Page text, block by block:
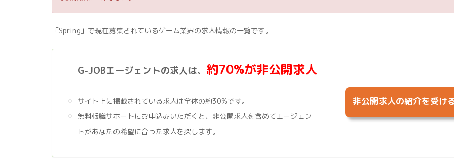
「Spring」で現在募集されているゲーム業界の求人情報の一覧です。
G-JOBエージェントの求人は、 約70%が非公開求人
サイト上に掲載されている求人は全体の約30%です。
無料転職サポートにお申込みいただくと、非公開求人を含めてエージェン
トがあなたの希望に合った求人を探します。
非公開求人の紹介を受け